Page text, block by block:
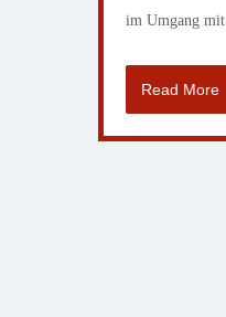
im Umgang mit
Read More